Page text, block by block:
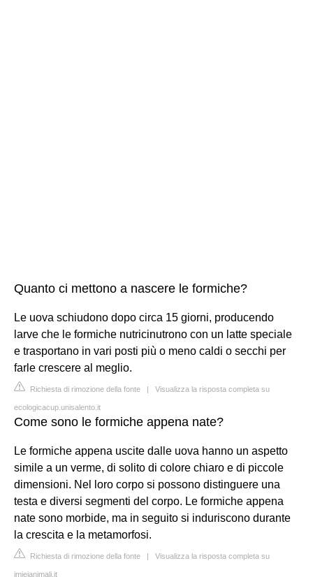
Quanto ci mettono a nascere le formiche?
Le uova schiudono dopo circa 15 giorni, producendo
larve che le formiche nutricinutrono con un latte speciale
e trasportano in vari posti più o meno caldi o secchi per
farle crescere al meglio.
Richiesta di rimozione della fonte | Visualizza la risposta completa su
ecologicacup.unisalento.it
Come sono le formiche appena nate?
Le formiche appena uscite dalle uova hanno un aspetto
simile a un verme, di solito di colore chiaro e di piccole
dimensioni. Nel loro corpo si possono distinguere una
testa e diversi segmenti del corpo. Le formiche appena
nate sono morbide, ma in seguito si induriscono durante
la crescita e la metamorfosi.
Richiesta di rimozione della fonte | Visualizza la risposta completa su
imieianimali.it